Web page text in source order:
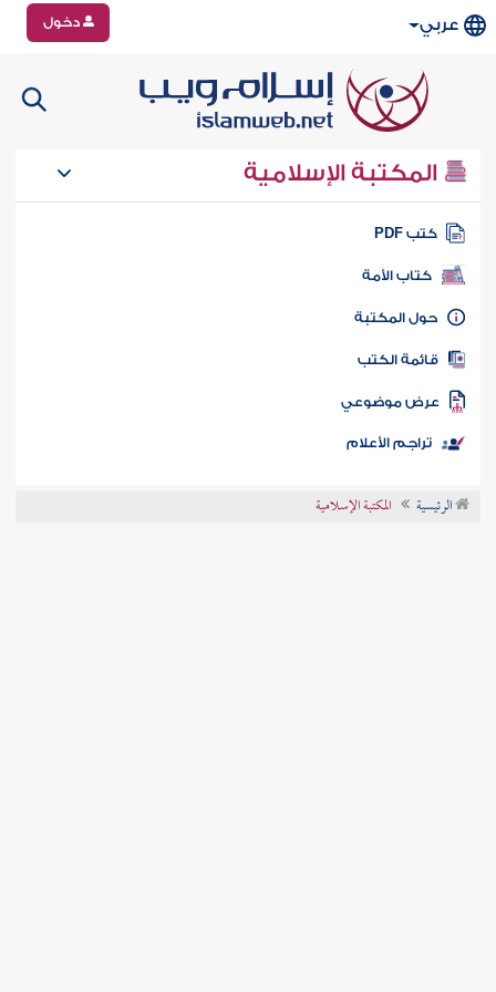
عربي دخول
المكتبة الإسلامية
كتب PDF
كتاب الأمة
المكتبة
الكتب
موضوعي
تراجم الأعلام
الرئيسية المكتبة الإسلامية